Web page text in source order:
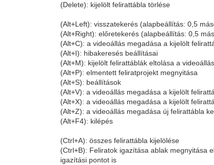
(Delete): kijelölt felirattábla törlése
(Alt+Left): visszatekerés (alapbeállítás: 0,5
(Alt+Right): előretekerés (alapbeállítás: 0,5
(Alt+C): a videoállás megadása a kijelölt
(Alt+I): hibakeresés beállításai
(Alt+M): kijelölt felirattáblák eltolása a
(Alt+P): elmentett feliratprojekt megnyitása
(Alt+S): beállítások
(Alt+V): a videoállás megadása a kijelölt
(Alt+X): a videoállás megadása a kijelölt
(Alt+Z): a videoállás megadása új felirattábla
(Alt+F4): kilépés
(Ctrl+A): összes felirattábla kijelölése
(Ctrl+B): Feliratok igazítása ablak megnyitása
igazítási pontot is